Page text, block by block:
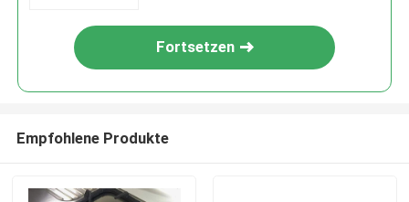
Fortsetzen
Empfohlene Produkte